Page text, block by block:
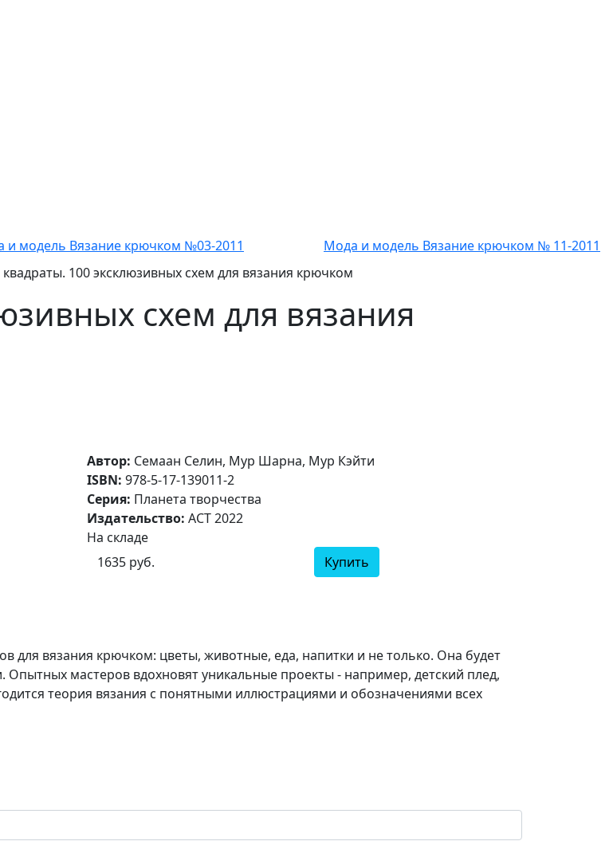
Вязание крючком №03-2011
Мода и модель Вязание крючком № 11-2011
квадраты. 100 эксклюзивных схем для вязания крючком
схем для вязания
Автор: Семаан Селин, Мур Шарна, Мур Кэйти
ISBN: 978-5-17-139011-2
Серия: Планета творчества
Издательство: АСТ 2022
На складе
1635 руб.
Купить
для вязания крючком: цветы, животные, еда, напитки и не только. Она будет
мастеров вдохновят уникальные проекты - например, детский плед,
теория вязания с понятными иллюстрациями и обозначениями всех